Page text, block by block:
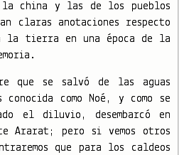
china y las de los pueblos
claras anotaciones respecto
la tierra en una época de la
que se salvó de las aguas
como Noé, y como se
el diluvio, desembarcó en
Ararat; pero si vemos otros
que para los caldeos